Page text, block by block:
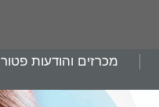
מכרזים והודעות פטור